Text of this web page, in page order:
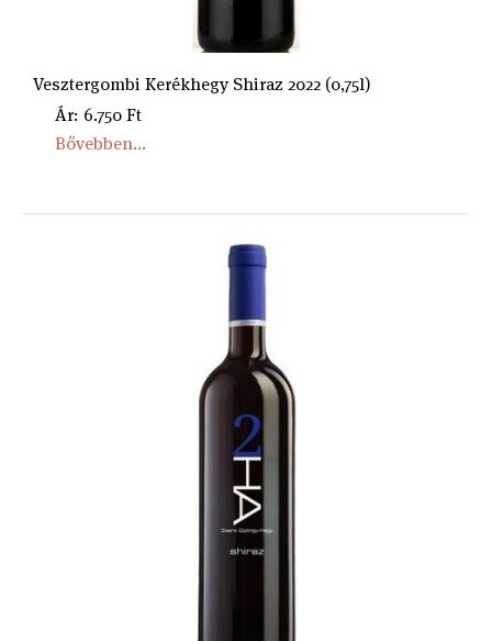
Vesztergombi Kerékhegy Shiraz 2022 (0,75l)
Ár: 6.750 Ft
Bővebben...